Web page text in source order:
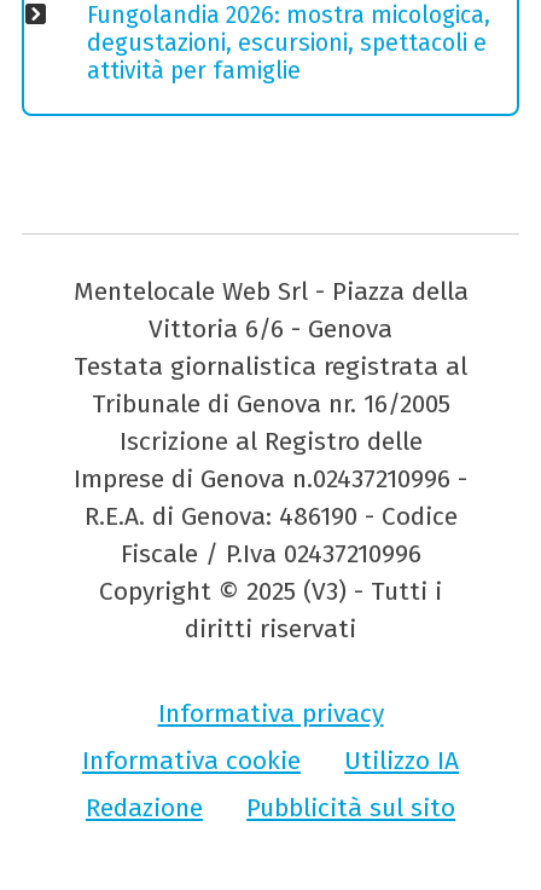
Fungolandia 2026: mostra micologica,
degustazioni, escursioni, spettacoli e
attività per famiglie
Mentelocale Web Srl - Piazza della
Vittoria 6/6 - Genova
Testata giornalistica registrata al
Tribunale di Genova nr. 16/2005
Iscrizione al Registro delle
Imprese di Genova n.02437210996 -
R.E.A. di Genova: 486190 - Codice
Fiscale / P.Iva 02437210996
Copyright © 2025 (V3) - Tutti i
diritti riservati
Informativa privacy
Informativa cookie
Utilizzo IA
Redazione
Pubblicità sul sito